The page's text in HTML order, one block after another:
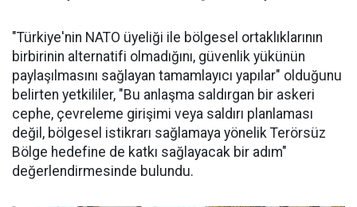
"Türkiye'nin NATO üyeliği ile bölgesel ortaklıklarının
birbirinin alternatifi olmadığını, güvenlik yükünün
paylaşılmasını sağlayan tamamlayıcı yapılar" olduğunu
belirten yetkililer, "Bu anlaşma saldırgan bir askeri
cephe, çevreleme girişimi veya saldırı planlaması
değil, bölgesel istikrarı sağlamaya yönelik Terörsüz
Bölge hedefine de katkı sağlayacak bir adım"
değerlendirmesinde bulundu.